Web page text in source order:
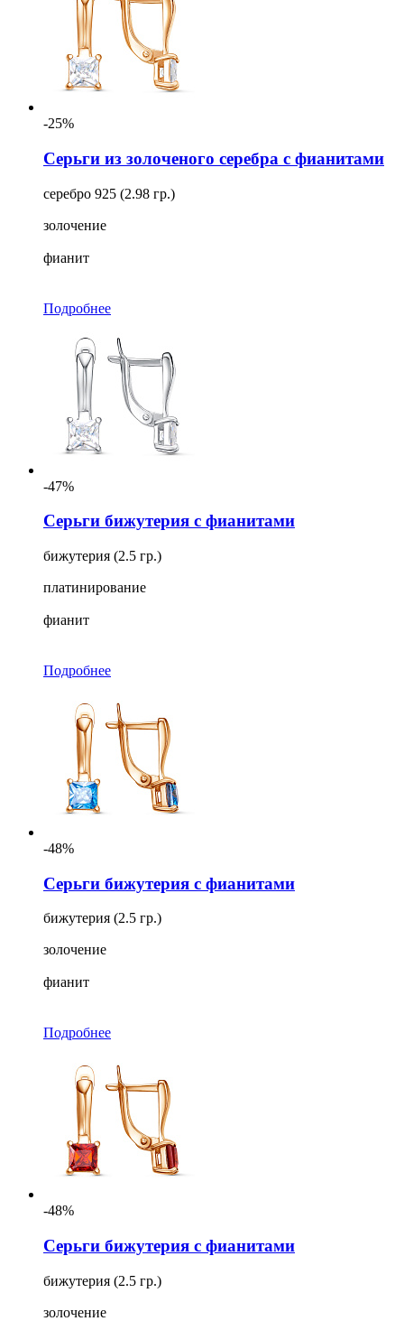
-25%
Серьги из золоченого серебра с фианитами
серебро 925 (2.98 гр.)
золочение
фианит
Подробнее
-47%
Серьги бижутерия с фианитами
бижутерия (2.5 гр.)
платинирование
фианит
Подробнее
-48%
Серьги бижутерия с фианитами
бижутерия (2.5 гр.)
золочение
фианит
Подробнее
-48%
Серьги бижутерия с фианитами
бижутерия (2.5 гр.)
золочение